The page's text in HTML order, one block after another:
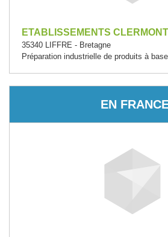
ETABLISSEMENTS CLERMONT
35340 LIFFRE - Bretagne
Préparation industrielle de produits à
EN